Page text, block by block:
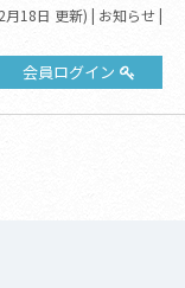
18日 更新) | お知らせ |
会員ログイン